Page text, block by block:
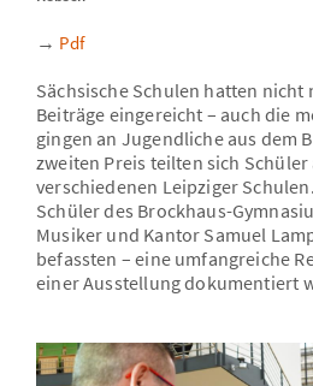
→ Pdf
Sächsische Schulen hatten
Beiträge eingereicht – auch die
gingen an Jugendliche aus dem
zweiten Preis teilten sich Schüler
verschiedenen Leipziger
Schüler des Brockhaus-
Musiker und Kantor Samuel
befassten – eine umfangreiche
einer Ausstellung dokumentiert